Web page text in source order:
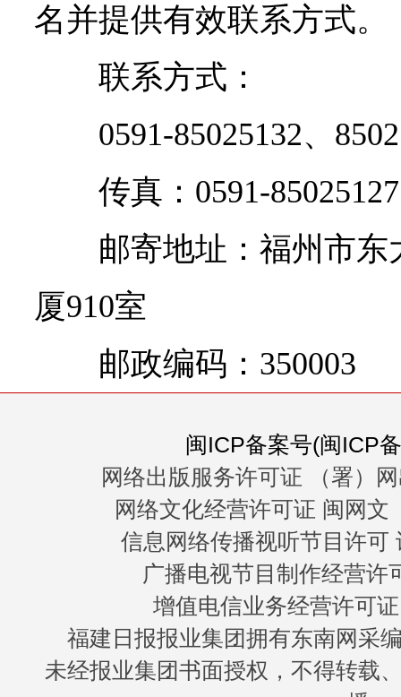
名并提供有效联系方式。
联系方式：
0591-85025132、
传真：0591-85025127
邮寄地址：福州市
厦910室
邮政编码：350003
闽ICP备案号(闽ICP
网络出版服务许可证 （署）
网络文化经营许可证 闽网文
信息网络传播视听节目许可
广播电视节目制作经营许
增值电信业务经营许可
福建日报报业集团拥有东南网采
未经报业集团书面授权，不得转载